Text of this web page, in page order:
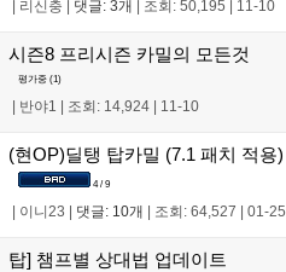
| 리신충 | 댓글: 3개 | 조회: 50,195 | 11-10
시즌8 프리시즌 카밀의 모든것
평가중 (1)
반야1 조회: 14,924 11-10
(현OP)딜탱 탑카밀 (7.1 패치 적용)
4 / 9
이니23 댓글: 10개 조회: 64,527 01-25
탑] 챔프별 상대법 업데이트